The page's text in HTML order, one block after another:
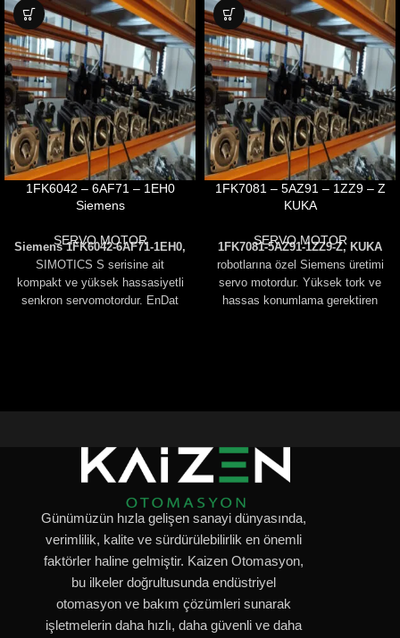
1FK6042 – 6AF71 – 1EH0
Siemens
SERVO MOTOR
Siemens 1FK6042-6AF71-1EH0,
SIMOTICS S serisine ait
kompakt ve yüksek hassasiyetli
senkron servomotordur. EnDat
1FK7081 – 5AZ91 – 1ZZ9 – Z
KUKA
SERVO MOTOR
1FK7081-5AZ91-1ZZ9-Z, KUKA
robotlarına özel Siemens üretimi
servo motordur. Yüksek tork ve
hassas konumlama gerektiren
Günümüzün hızla gelişen sanayi dünyasında,
verimlilik, kalite ve sürdürülebilirlik en önemli
faktörler haline gelmiştir. Kaizen Otomasyon,
bu ilkeler doğrultusunda endüstriyel
otomasyon ve bakım çözümleri sunarak
işletmelerin daha hızlı, daha güvenli ve daha